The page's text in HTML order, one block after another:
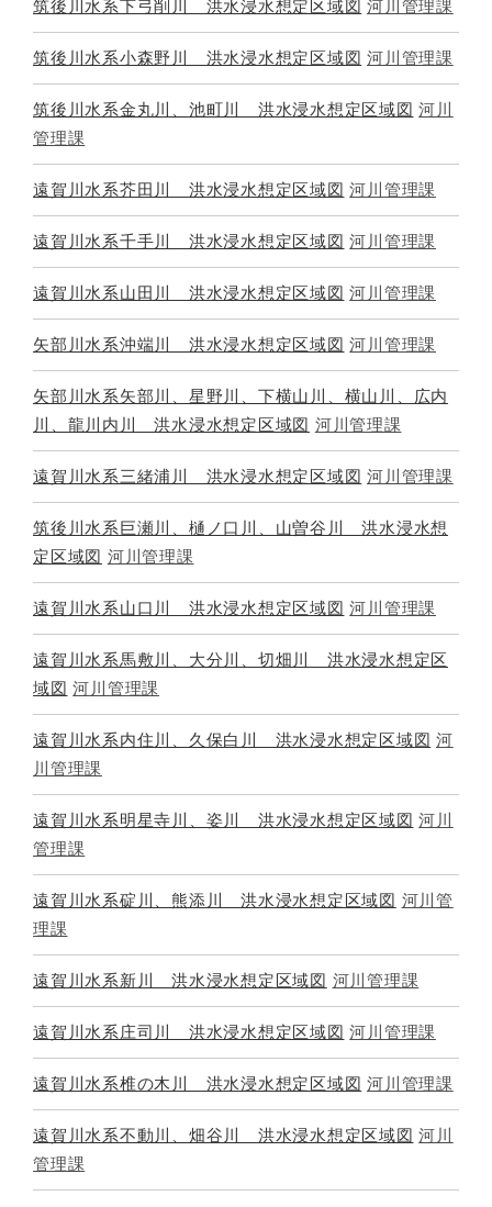
筑後川水系下弓削川 洪水浸水想定区域図 河川管理課
筑後川水系小森野川 洪水浸水想定区域図 河川管理課
筑後川水系金丸川、池町川 洪水浸水想定区域図 河川
管理課
遠賀川水系芥田川 洪水浸水想定区域図 河川管理課
遠賀川水系千手川 洪水浸水想定区域図 河川管理課
遠賀川水系山田川 洪水浸水想定区域図 河川管理課
矢部川水系沖端川 洪水浸水想定区域図 河川管理課
矢部川水系矢部川、星野川、下横山川、横山川、広内
川、龍川内川 洪水浸水想定区域図 河川管理課
遠賀川水系三緒浦川 洪水浸水想定区域図 河川管理課
筑後川水系巨瀬川、樋ノ口川、山曽谷川 洪水浸水想
定区域図 河川管理課
遠賀川水系山口川 洪水浸水想定区域図 河川管理課
遠賀川水系馬敷川、大分川、切畑川 洪水浸水想定区
域図 河川管理課
遠賀川水系内住川、久保白川 洪水浸水想定区域図 河
川管理課
遠賀川水系明星寺川、姿川 洪水浸水想定区域図 河川
管理課
遠賀川水系碇川、熊添川 洪水浸水想定区域図 河川管
理課
遠賀川水系新川 洪水浸水想定区域図 河川管理課
遠賀川水系庄司川 洪水浸水想定区域図 河川管理課
遠賀川水系椎の木川 洪水浸水想定区域図 河川管理課
遠賀川水系不動川、畑谷川 洪水浸水想定区域図 河川
管理課